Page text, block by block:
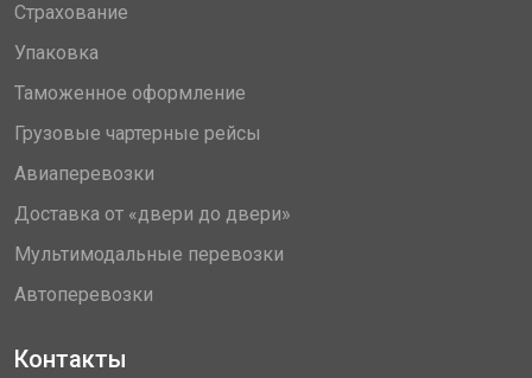
Страхование
Упаковка
Таможенное оформление
Грузовые чартерные рейсы
Авиаперевозки
Доставка от «двери до двери»
Мультимодальные перевозки
Автоперевозки
Контакты